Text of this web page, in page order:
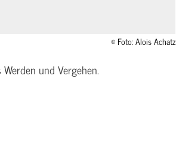
© Foto: Alois Achatz
und Vergehen.